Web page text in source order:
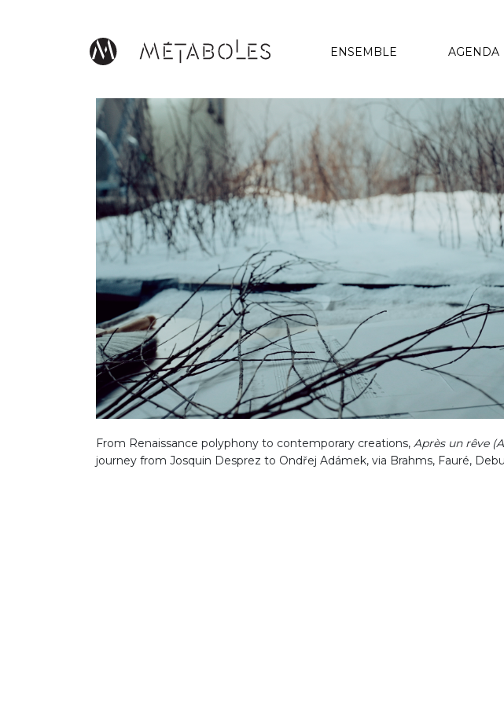
ENSEMBLE AGENDA
From Renaissance polyphony to contemporary creations, Après un rêve
journey from Josquin Desprez to Ondřej Adámek, via Brahms, Fauré,